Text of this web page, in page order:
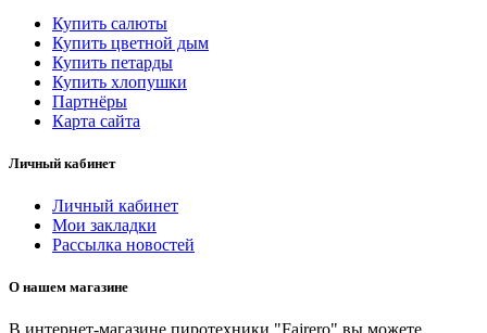
Купить салюты
Купить цветной дым
Купить петарды
Купить хлопушки
Партнёры
Карта сайта
Личный кабинет
Личный кабинет
Мои закладки
Рассылка новостей
О нашем магазине